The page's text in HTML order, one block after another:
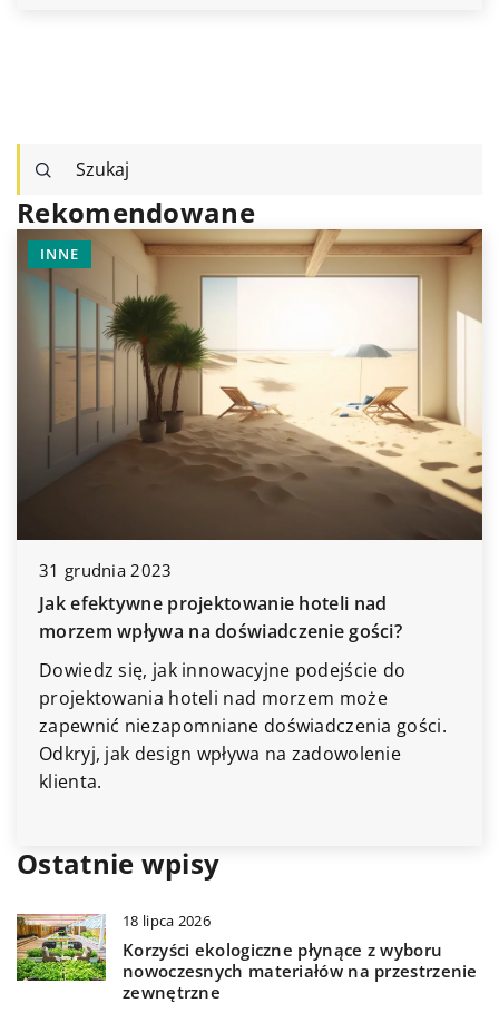
Rekomendowane
INNE
31 grudnia 2023
Jak efektywne projektowanie hoteli nad
morzem wpływa na doświadczenie gości?
Dowiedz się, jak innowacyjne podejście do
projektowania hoteli nad morzem może
zapewnić niezapomniane doświadczenia gości.
Odkryj, jak design wpływa na zadowolenie
klienta.
Ostatnie wpisy
18 lipca 2026
Korzyści ekologiczne płynące z wyboru
nowoczesnych materiałów na przestrzenie
zewnętrzne